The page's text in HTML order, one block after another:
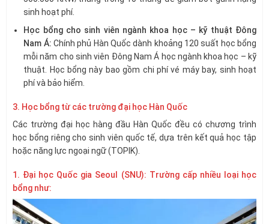
sinh hoạt phí.
Học bổng cho sinh viên ngành khoa học – kỹ thuật Đông
Nam Á: Chính phủ Hàn Quốc dành khoảng 120 suất học bổng
mỗi năm cho sinh viên Đông Nam Á học ngành khoa học – kỹ
thuật. Học bổng này bao gồm chi phí vé máy bay, sinh hoạt
phí và bảo hiểm.
3. Học bổng từ các trường đại học Hàn Quốc
Các trường đại học hàng đầu Hàn Quốc đều có chương trình
học bổng riêng cho sinh viên quốc tế, dựa trên kết quả học tập
hoặc năng lực ngoại ngữ (TOPIK).
1. Đại học Quốc gia Seoul (SNU): Trường cấp nhiều loại học
bổng như: